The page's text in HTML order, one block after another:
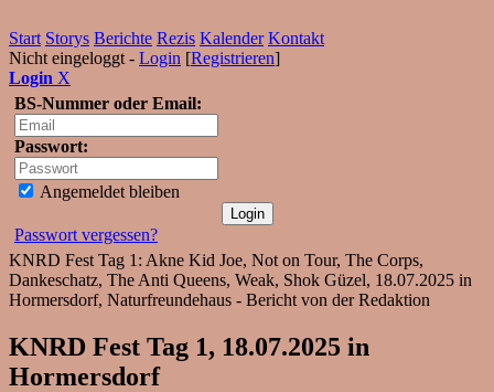
Start Storys Berichte Rezis Kalender Kontakt
Nicht eingeloggt - Login [Registrieren]
Login X
BS-Nummer oder Email:
Passwort:
Angemeldet bleiben
Passwort vergessen?
KNRD Fest Tag 1: Akne Kid Joe, Not on Tour, The Corps,
Dankeschatz, The Anti Queens, Weak, Shok Güzel, 18.07.2025 in
Hormersdorf, Naturfreundehaus - Bericht von der Redaktion
KNRD Fest Tag 1, 18.07.2025 in
Hormersdorf